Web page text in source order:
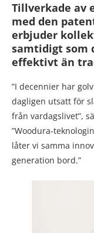
Tillverkade av
med den
erbjuder
samtidigt som
effektivt än
”I decennier har
dagligen utsatt för
från vardagslivet”,
”Woodura-
låter vi samma
generation bord.”